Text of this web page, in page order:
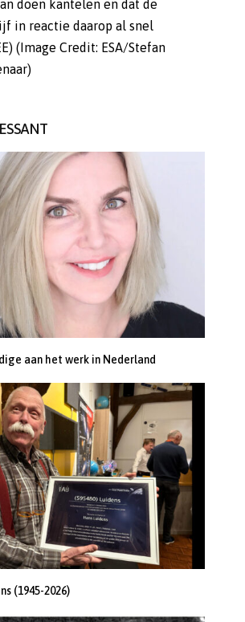
doen kantelen en dat de
in reactie daarop al snel
(Image Credit: ESA/Stefan
aan het werk in Nederland
(1945-2026)